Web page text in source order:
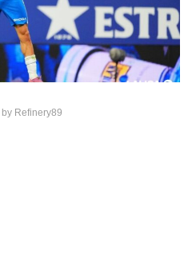
Refinery89